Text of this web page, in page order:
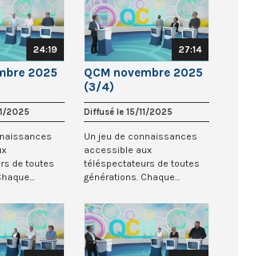
24:19
2025
2025
de toutes
27:14
QCM novembre 2025
(3/4)
Diffusé le 15/11/2025
Un jeu de connaissances
accessible aux
téléspectateurs de toutes
générations. Chaque
s’...